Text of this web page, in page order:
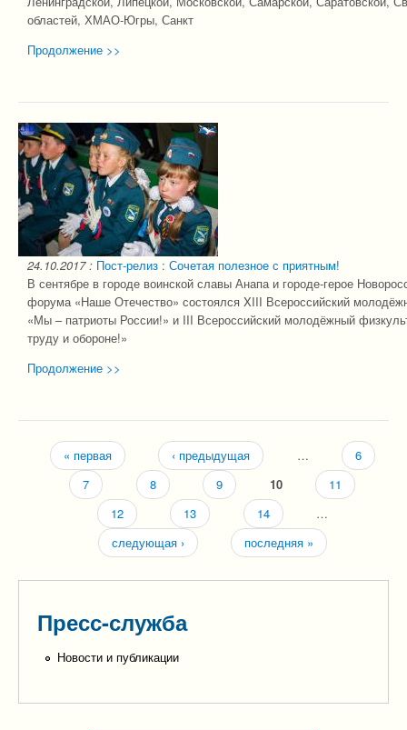
областей, ХМАО-Югры, Санкт
Продолжение >>
24.10.2017: Пост-релиз : Сочетая полезное с приятным!
В сентябре в городе воинской славы Анапа и городе-герое
форума «Наше Отечество» состоялся XIII Всероссийский
«Мы – патриоты России!» и III Всероссийский молодёжный
труду и обороне!»
Продолжение >>
Страницы
« первая ‹ предыдущая …
6
7
8 9 10
11
12
13 14
…
следующая ›
последняя »
Пресс-служба
Новости и публикации